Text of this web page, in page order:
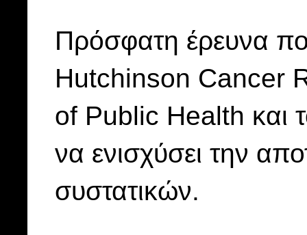
Πρόσφατη έρευνα
Hutchinson Cancer
of Public Health και
να ενισχύσει την
συστατικών.